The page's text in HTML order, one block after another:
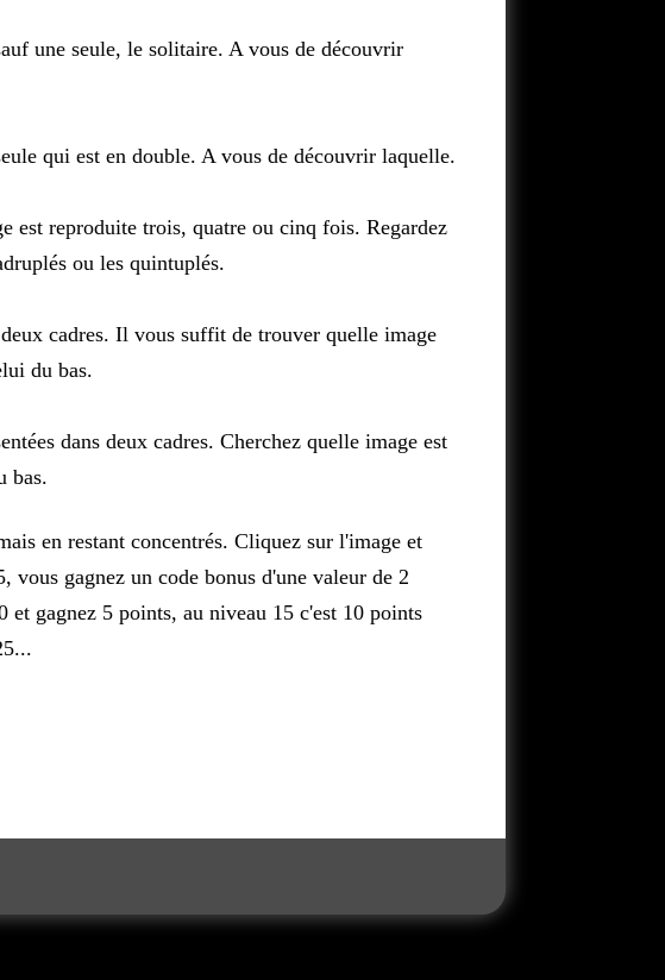
une seule, le solitaire. A vous de découvrir
qui est en double. A vous de découvrir laquelle.
est reproduite trois, quatre ou cinq fois. Regardez
ou les quintuplés.
deux cadres. Il vous suffit de trouver quelle image
du bas.
dans deux cadres. Cherchez quelle image est
bas.
en restant concentrés. Cliquez sur l'image et
vous gagnez un code bonus d'une valeur de 2
gagnez 5 points, au niveau 15 c'est 10 points